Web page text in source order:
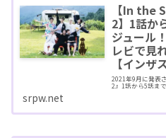
【In the
2】1話か
ジュール
レビで見
【インザ
2021年9月に発表
2』1話から5話ま
srpw.net